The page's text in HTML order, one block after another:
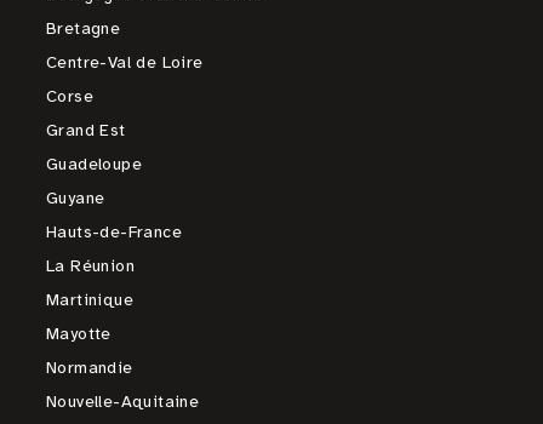
Bretagne
Centre-Val de Loire
Corse
Grand Est
Guadeloupe
Guyane
Hauts-de-France
La Réunion
Martinique
Mayotte
Normandie
Nouvelle-Aquitaine